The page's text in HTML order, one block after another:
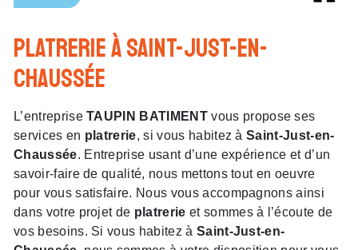
platrerie à Saint-Just-en-
Chaussée
L’entrepriseTAUPIN BATIMENTvous propose ses
services en platrerie, si vous habitez àSaint-Just-en-
Chaussée. Entreprise usant d’une expérience et d’un
savoir-faire de qualité, nous mettons tout en oeuvre
pour vous satisfaire. Nous vous accompagnons ainsi
dans votre projet de platrerie et sommes à l’écoute de
vos besoins. Si vous habitez à Saint-Just-en-